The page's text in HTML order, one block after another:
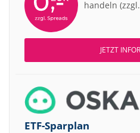
handeln
JETZT
ETF-Sparplan